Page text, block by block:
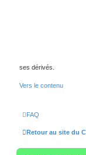
ses dérivés.
Vers le contenu
FAQ
Retour au site du